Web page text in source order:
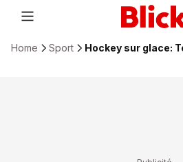
Home Sport Hockey sur glace: